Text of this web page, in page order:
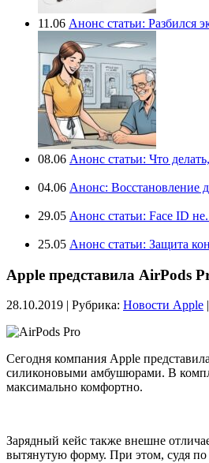
11.06 Анонс статьи: Разбился
08.06 Анонс статьи: Что
04.06 Анонс: Восстановление
29.05 Анонс статьи: Face ID
25.05 Анонс статьи: Защита
Apple представила AirPods
28.10.2019 | Рубрика: Новости Apple
Сегодня компания Apple
силиконовыми амбушюрами. В
максимально комфортно.
Зарядный кейс также внешне
вытянутую форму. При этом, судя